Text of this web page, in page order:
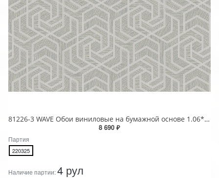
81226-3 WAVE Обои виниловые на бумажной основе 1.06*15.5
8 690 ₽
Партия
220325
Наличие партии:4 рул